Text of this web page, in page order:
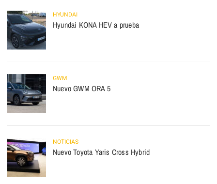
HYUNDAI
Hyundai KONA HEV a prueba
GWM
Nuevo GWM ORA 5
NOTICIAS
Nuevo Toyota Yaris Cross Hybrid